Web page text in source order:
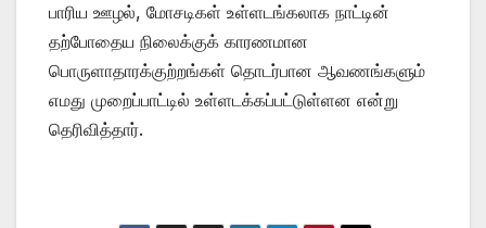
பாரிய ஊழல், மோசடிகள் உள்ளடங்கலாக நாட்டின்
தற்போதைய நிலைக்குக் காரணமான
பொருளாதாரக்குற்றங்கள் தொடர்பான ஆவணங்களும்
எமது முறைப்பாட்டில் உள்ளடக்கப்பட்டுள்ளன என்று
தெரிவித்தார்.